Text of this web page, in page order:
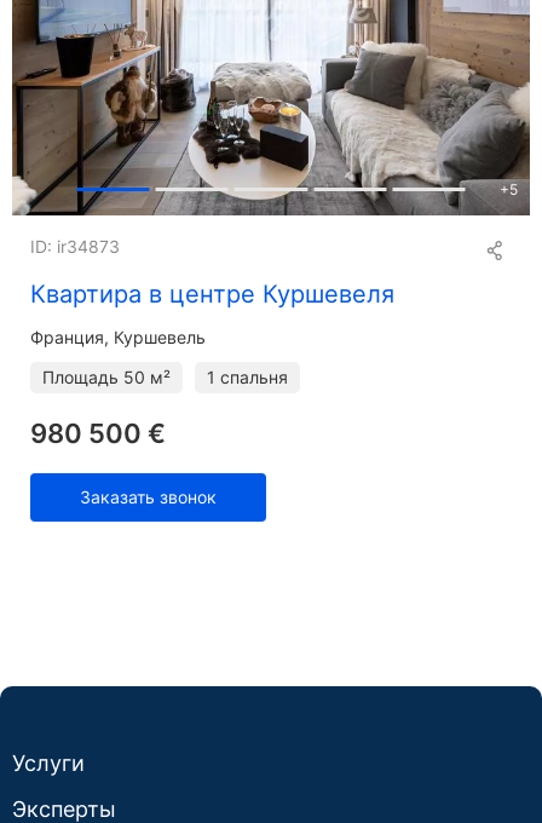
+5
Квартира в центре Куршевеля
ID: ir34873
Франция, Куршевель
Площадь 50 м² 1 спальня
980 500 €
Заказать звонок
Услуги
Эксперты